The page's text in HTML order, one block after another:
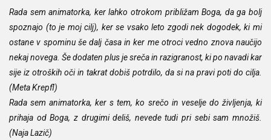
Rada sem animatorka, ker lahko otrokom približam Boga, da ga bolj
spoznajo (to je moj cilj), ker se vsako leto zgodi nek dogodek, ki mi
ostane v spominu še dalj časa in ker me otroci vedno znova naučijo
nekaj novega. Še dodaten plus je sreča in razigranost, ki po navadi kar
sije iz otroških oči in takrat dobiš potrdilo, da si na pravi poti do cilja.
(Meta Krepfl)
Rada sem animatorka, ker s tem, ko srečo in veselje do življenja, ki
prihaja od Boga, z drugimi deliš, nevede tudi pri sebi sam množiš.
(Naja Lazič)